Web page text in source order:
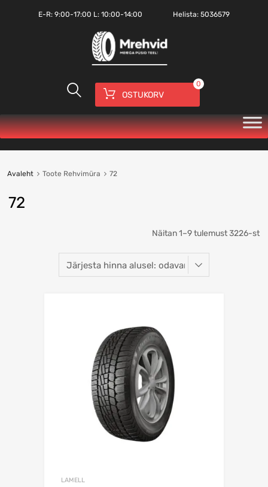
E-R: 9:00-17:00 L: 10:00-14:00 Helista:5036579
OSTUKORV
0
Avaleht Toote Rehvimüra 72
72
Näitan 1–9 tulemust 3226-st
LAMELL